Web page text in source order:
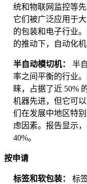
统和物联网监控等
它们被广泛应用于
的包装和电子行业
的推动下，自动化
半自动模切机： 半
率之间平衡的行业
睐，占据了近 50%
机器先进，但它可
们在发展中地区特
虑因素。报告显示
40%。
按申请
标签和软包装： 标